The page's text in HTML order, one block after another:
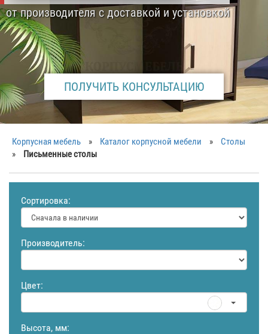
от производителя с доставкой и установкой
ПОЛУЧИТЬ КОНСУЛЬТАЦИЮ
Корпусная мебель » Каталог корпусной мебели »
Столы
»
Письменные столы
Сортировка:
Производитель:
Цвет:
Высота, мм: